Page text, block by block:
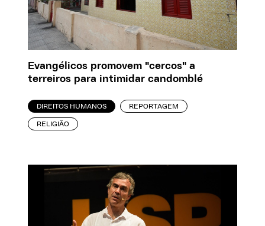
Evangélicos promovem "cercos" a
terreiros para intimidar candomblé
DIREITOS HUMANOS REPORTAGEM
RELIGIÃO